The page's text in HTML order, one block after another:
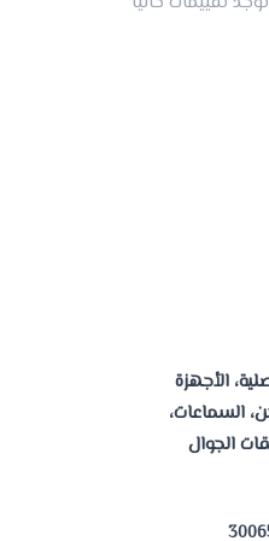
الأجهزة
السماعات،
الجوال